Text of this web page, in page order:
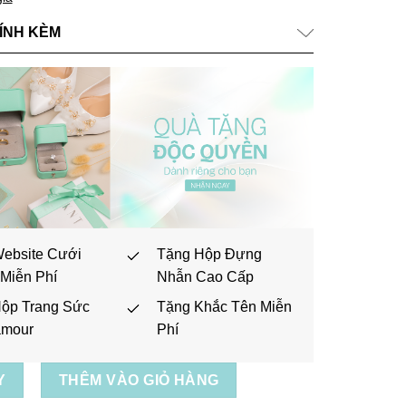
KÈM
Cưới
Phí
Trang Sức
Tặng Hộp Đựng
Nhẫn Cao Cấp
Tặng Khắc Tên Miễn
Phí
THÊM VÀO GIỎ HÀNG